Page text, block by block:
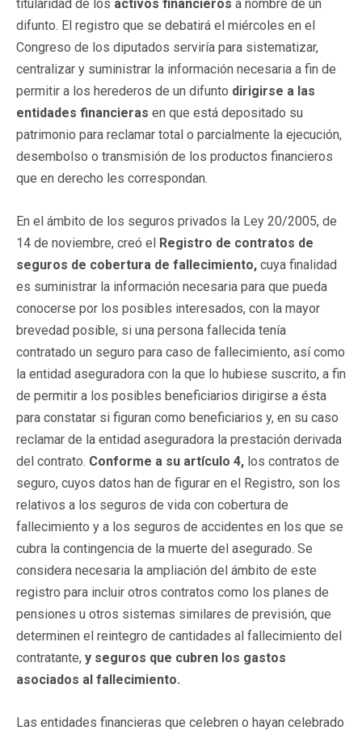
titularidad de los activos financieros a nombre de un
difunto. El registro que se debatirá el miércoles en el
Congreso de los diputados serviría para sistematizar,
centralizar y suministrar la información necesaria a fin de
permitir a los herederos de un difunto dirigirse a las
entidades financieras en que está depositado su
patrimonio para reclamar total o parcialmente la ejecución,
desembolso o transmisión de los productos financieros
que en derecho les correspondan.
En el ámbito de los seguros privados la Ley 20/2005, de
14 de noviembre, creó el Registro de contratos de
seguros de cobertura de fallecimiento, cuya finalidad
es suministrar la información necesaria para que pueda
conocerse por los posibles interesados, con la mayor
brevedad posible, si una persona fallecida tenía
contratado un seguro para caso de fallecimiento, así como
la entidad aseguradora con la que lo hubiese suscrito, a fin
de permitir a los posibles beneficiarios dirigirse a ésta
para constatar si figuran como beneficiarios y, en su caso
reclamar de la entidad aseguradora la prestación derivada
del contrato. Conforme a su artículo 4, los contratos de
seguro, cuyos datos han de figurar en el Registro, son los
relativos a los seguros de vida con cobertura de
fallecimiento y a los seguros de accidentes en los que se
cubra la contingencia de la muerte del asegurado. Se
considera necesaria la ampliación del ámbito de este
registro para incluir otros contratos como los planes de
pensiones u otros sistemas similares de previsión, que
determinen el reintegro de cantidades al fallecimiento del
contratante, y seguros que cubren los gastos
asociados al fallecimiento.
Las entidades financieras que celebren o hayan celebrado